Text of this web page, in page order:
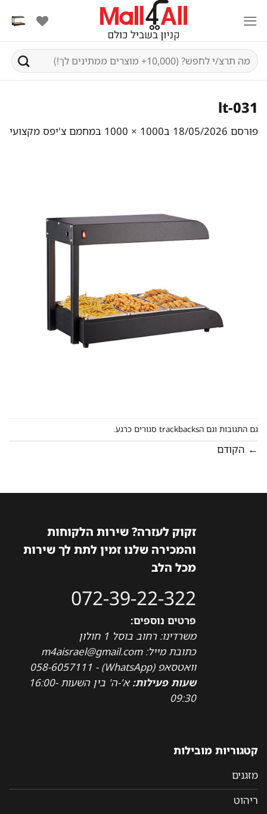
content
חיפוש
עבור:
lt-031
פורסם 18/05/2026 ב1000 × 1000 במחמם צ'יפס מקצועי
גם התגובות וגם הtrackbacks סגורים כרגע.
← הקודם
זקוק לעזרה? שירות הלקוחות
והמכירה שלנו זמין לתת לך שירות
מכל הלב
072-39-22-322
פרטים נוספים:
משרדינו: רחוב בוסל 1 חולון
כתובת מייל: m4aisrael@gmail.com
וואטסאפ (WhatsApp) - 058-6057111
שעות פעילות:
א'-ה' בין השעות 16:00-
09:30
קטגוריות מובילות
מזגנים
ריהוט